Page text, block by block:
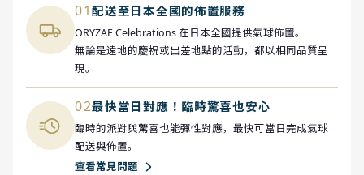
01配送至日本全國的佈置服務
ORYZAE Celebrations 在日本全國提供氣球佈置。
無論是遠地的慶祝或出差地點的活動，都以相同品質呈
現。
02最快當日對應！臨時驚喜也安心
臨時的派對與驚喜也能彈性對應，最快可當日完成氣球
配送與佈置。
查看常見問題